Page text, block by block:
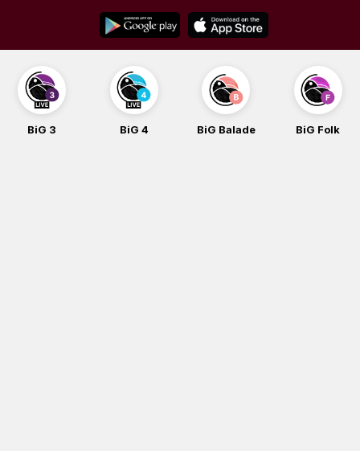
content
BiG 3 BiG 4 BiG Balade BiG Folk